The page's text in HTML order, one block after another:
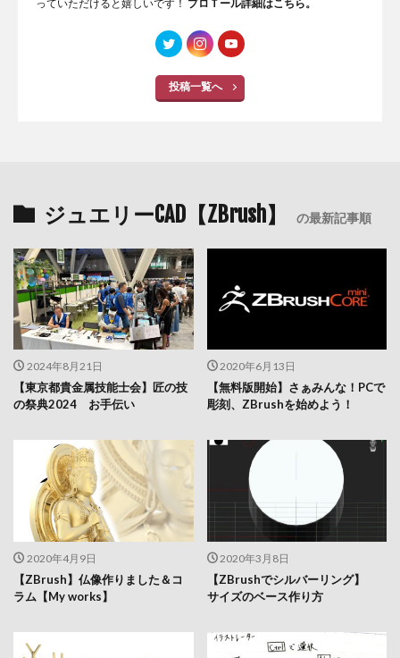
っていただけると嬉しいです！ プロＴール詳細はこちら。
投稿一覧へ
ジュエリーCAD【ZBrush】 の最新記事順
2024年8月21日
【東京都貴金属技能士会】匠の技
の祭典2024 お手伝い
2020年6月13日
【無料版開始】さぁみんな！PCで
彫刻、ZBrushを始めよう！
2020年4月9日
【ZBrush】仏像作りました＆コ
ラム【My works】
2020年3月8日
【ZBrushでシルバーリング】
サイズのベース作り方